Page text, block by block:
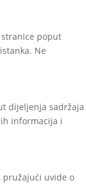
poput
Ne
dijeljenja sadržaja
informacija i
uvide o